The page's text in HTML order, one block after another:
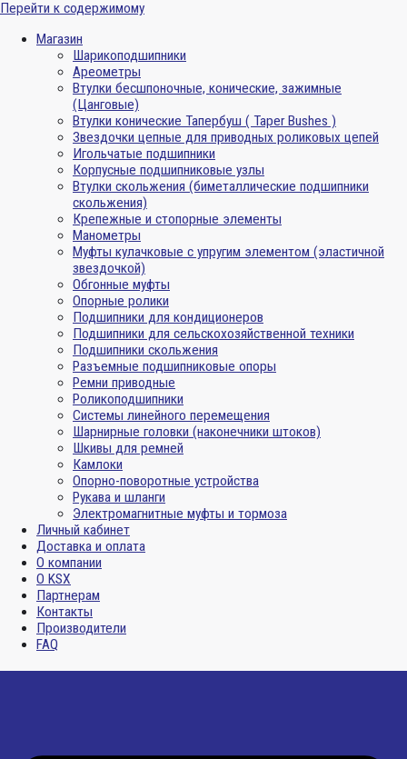
Перейти к содержимому
Магазин
Шарикоподшипники
Ареометры
Втулки бесшпоночные, конические, зажимные
(Цанговые)
Втулки конические Тапербуш ( Taper Bushes )
Звездочки цепные для приводных роликовых цепей
Игольчатые подшипники
Корпусные подшипниковые узлы
Втулки скольжения (биметаллические подшипники
скольжения)
Крепежные и стопорные элементы
Манометры
Муфты кулачковые с упругим элементом (эластичной
звездочкой)
Обгонные муфты
Опорные ролики
Подшипники для кондиционеров
Подшипники для сельскохозяйственной техники
Подшипники скольжения
Разъемные подшипниковые опоры
Ремни приводные
Роликоподшипники
Системы линейного перемещения
Шарнирные головки (наконечники штоков)
Шкивы для ремней
Камлоки
Опорно-поворотные устройства
Рукава и шланги
Электромагнитные муфты и тормоза
Личный кабинет
Доставка и оплата
О компании
О KSX
Партнерам
Контакты
Производители
FAQ